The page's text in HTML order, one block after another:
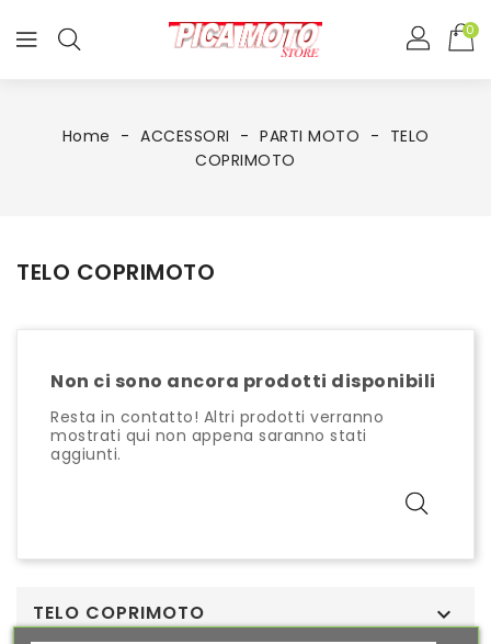
0
Home ACCESSORI PARTI MOTO
TELO
COPRIMOTO
TELO COPRIMOTO
Non ci sono ancora prodotti disponibili
Resta in contatto! Altri prodotti verranno
mostrati qui non appena saranno stati
aggiunti.
TELO COPRIMOTO 